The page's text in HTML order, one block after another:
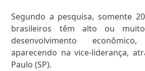
Segundo a pesquisa, somente
brasileiros têm alto ou
desenvolvimento
aparecendo na vice-liderança,
Paulo (SP).